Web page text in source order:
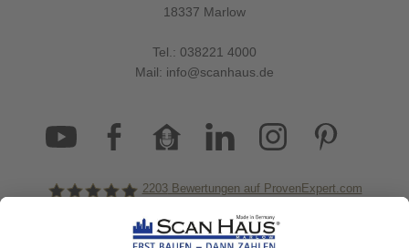
18337 Marlow
Tel.: 038221 4000
Mail: info@scanhaus.de
2203Bewertungen auf ProvenExpert.com